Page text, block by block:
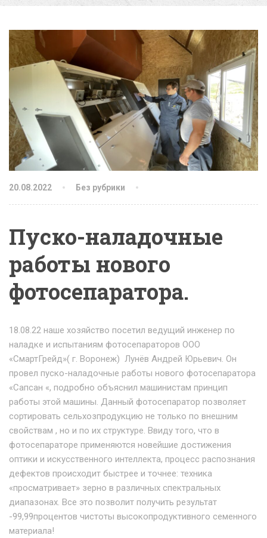
20.08.2022 Без рубрики
Пуско-наладочные
работы нового
фотосепаратора.
18.08.22 наше хозяйство посетил ведущий инженер по
наладке и испытаниям фотосепараторов ООО
«СмартГрейд»( г. Воронеж) Лунёв Андрей Юрьевич. Он
провел пуско-наладочные работы нового фотосепаратора
«Сапсан «, подробно объяснил машинистам принцип
работы этой машины. Данный фотосепаратор позволяет
сортировать сельхозпродукцию не только по внешним
свойствам , но и по их структуре. Ввиду того, что в
фотосепараторе применяются новейшие достижения
оптики и искусственного интеллекта, процесс распознания
дефектов происходит быстрее и точнее: техника
«просматривает» зерно в различных спектральных
диапазонах. Все это позволит получить результат
-99,99процентов чистоты высокопродуктивного семенного
материала!